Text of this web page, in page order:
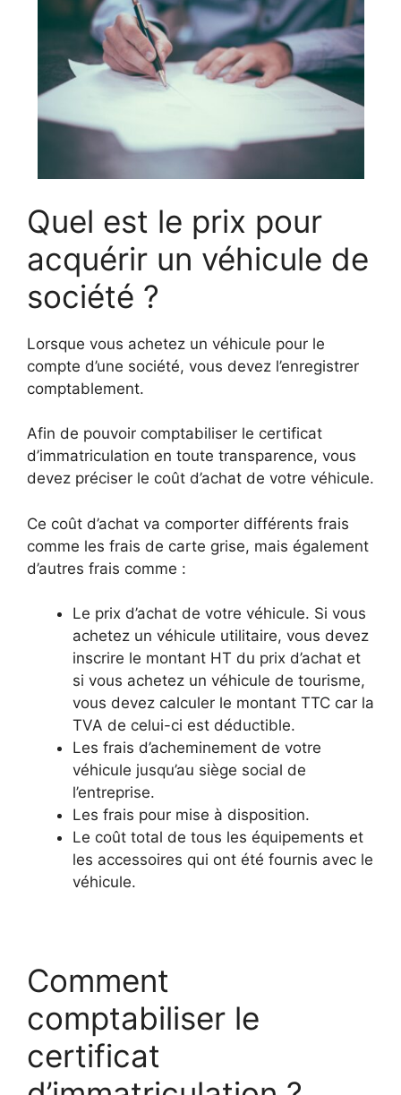
Quel est le prix pour
acquérir un véhicule de
société ?
Lorsque vous achetez un véhicule pour le
compte d’une société, vous devez l’enregistrer
comptablement.
Afin de pouvoir comptabiliser le certificat
d’immatriculation en toute transparence, vous
devez préciser le coût d’achat de votre véhicule.
Ce coût d’achat va comporter différents frais
comme les frais de carte grise, mais également
d’autres frais comme :
Le prix d’achat de votre véhicule. Si vous
achetez un véhicule utilitaire, vous devez
inscrire le montant HT du prix d’achat et
si vous achetez un véhicule de tourisme,
vous devez calculer le montant TTC car la
TVA de celui-ci est déductible.
Les frais d’acheminement de votre
véhicule jusqu’au siège social de
l’entreprise.
Les frais pour mise à disposition.
Le coût total de tous les équipements et
les accessoires qui ont été fournis avec le
véhicule.
Comment
comptabiliser le
certificat